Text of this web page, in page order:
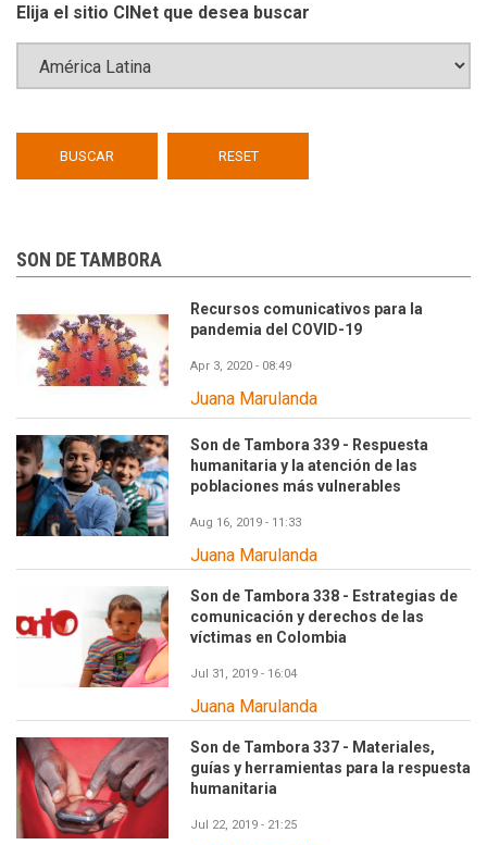
Elija el sitio CINet que desea buscar
SON DE TAMBORA
Recursos comunicativos para la
pandemia del COVID-19
Apr 3, 2020 - 08:49
Juana Marulanda
Son de Tambora 339 - Respuesta
humanitaria y la atención de las
poblaciones más vulnerables
Aug 16, 2019 - 11:33
Juana Marulanda
Son de Tambora 338 - Estrategias de
comunicación y derechos de las
víctimas en Colombia
Jul 31, 2019 - 16:04
Juana Marulanda
Son de Tambora 337 - Materiales,
guías y herramientas para la respuesta
humanitaria
Jul 22, 2019 - 21:25